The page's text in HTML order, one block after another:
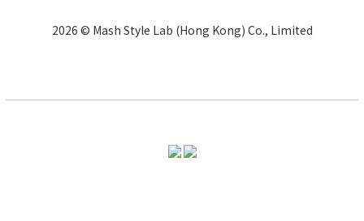
2026 © Mash Style Lab (Hong Kong) Co., Limited